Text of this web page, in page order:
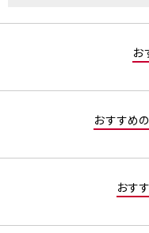
お
おすすめ
おす